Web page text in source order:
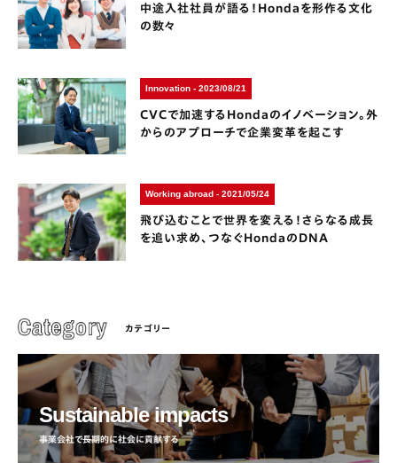
中途入社社員が語る！Hondaを形作る文化
の数々
Innovation - 2023/08/21
CVCで加速するHondaのイノベーション。外
からのアプローチで企業変革を起こす
Working abroad - 2021/05/24
飛び込むことで世界を変える！さらなる成長
を追い求め、つなぐHondaのDNA
カテゴリー
Sustainable impacts
事業会社で長期的に社会に貢献する